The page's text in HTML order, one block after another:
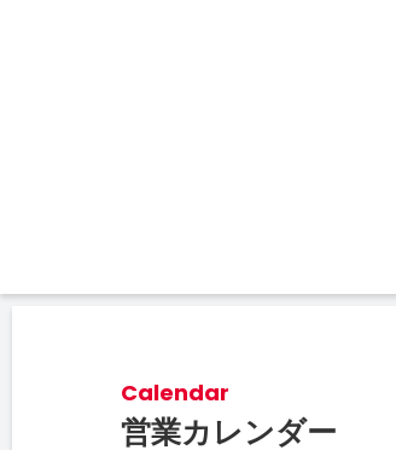
Calendar
営業カレンダー